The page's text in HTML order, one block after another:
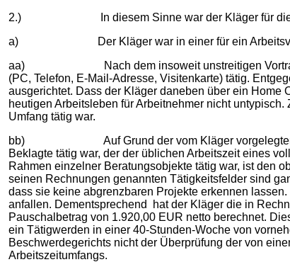
2.) In diesem Sinne war der Kläger für die
a) Der Kläger war in einer für ein
aa) Nach dem insoweit unstreitigen Vortrag der
(PC, Telefon, E-Mail-Adresse, Visitenkarte) tätig.
ausgerichtet. Dass der Kläger daneben über ein Home
heutigen Arbeitsleben für Arbeitnehmer nicht
Umfang tätig war.
bb) Auf Grund der vom Kläger vorgelegten und
Beklagte tätig war, der der üblichen Arbeitszeit eines
Rahmen einzelner Beratungsobjekte tätig war, ist den
seinen Rechnungen genannten Tätigkeitsfelder sind
dass sie keine abgrenzbaren Projekte erkennen
anfallen. Dementsprechend hat der Kläger die in
Pauschalbetrag von 1.920,00 EUR netto berechnet.
ein Tätigwerden in einer 40-Stunden-Woche von
Beschwerdegerichts nicht der Überprüfung der von
Arbeitszeitumfangs.